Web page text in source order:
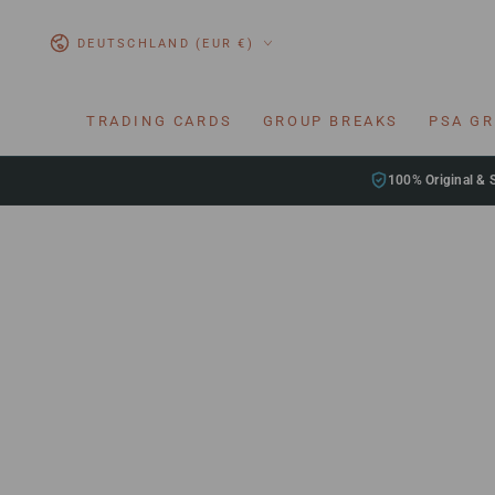
Land/Region
DEUTSCHLAND (EUR €)
TRADING CARDS GROUP BREAKS PSA
100% Original &